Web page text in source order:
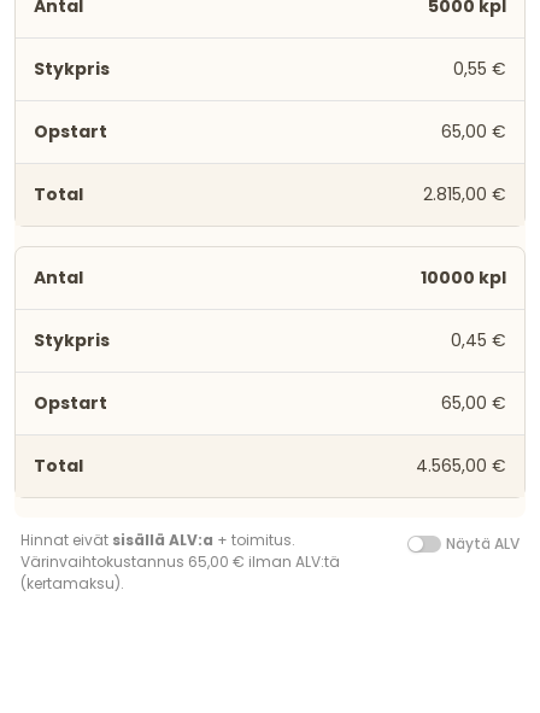
5000 kpl
0,55 €
65,00 €
2.815,00 €
10000 kpl
0,45 €
65,00 €
4.565,00 €
Hinnat eivät sisällä ALV:a + toimitus.
Värinvaihtokustannus 65,00 € ilman ALV:tä
(kertamaksu).
Näytä ALV